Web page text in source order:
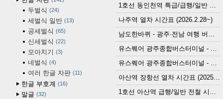
두벌식 24
세벌식 일반 13
공세벌식 65
신세벌식 22
모아치기 3
네벌식 4
여러 한글 자판 11
한글 부호계 16
말글 32
1호선 동인천역 특급/급행/일반 전철 시간표 (2026.2.28~)
나주역 열차 시간표 (2026.2.28~)
남도한바퀴 - 광주·전남 여행 버스 노선 (2026.3.1~5.31)
유스퀘어 광주종합버스터미널 - 곡성,순천／화순,보성,율포 방면 시외버스 시간표 (2026.1.31)
유스퀘어 광주종합버스터미널 - 담양, 순창, 남원, 무주, 장수, 거창, 대구 방면 시외버스 시간표 (2026...
아산역 장항선 열차 시간표 (2025.12.30 기준) (무궁화호, ITX-마음, 새마을호, 서해금빛열차)
1호선 아산역 급행/일반 전철 시간표 (2025.12.30~)